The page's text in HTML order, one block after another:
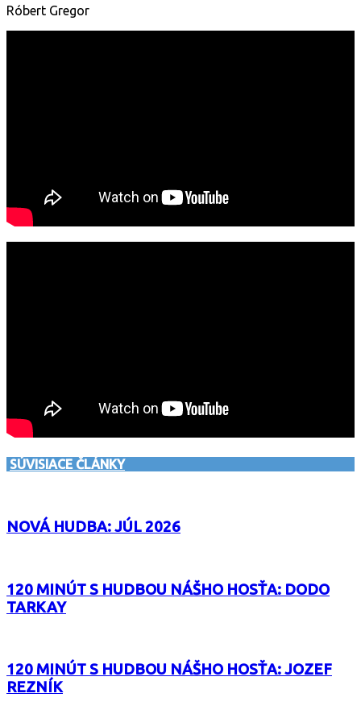
Róbert Gregor
SÚVISIACE ČLÁNKY
NOVÁ HUDBA: JÚL 2026
120 MINÚT S HUDBOU NÁŠHO HOSŤA: DODO
TARKAY
120 MINÚT S HUDBOU NÁŠHO HOSŤA: JOZEF
REZNÍK